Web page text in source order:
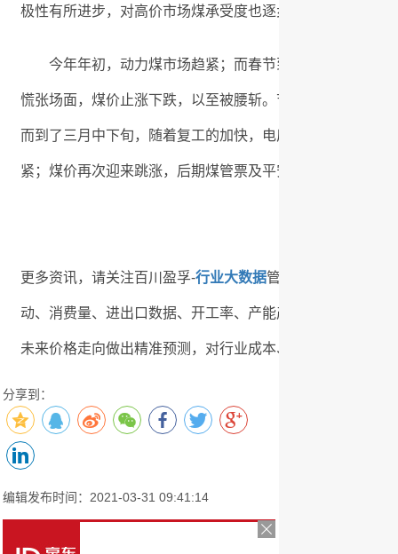
极性有所进步，对高价市场煤承受度也逐步增加。
今年年初，动力煤市场趋紧；而春节到来，工业企业停
慌张场面，煤价止涨下跌，以至被腰斩。节后，三月上旬
而到了三月中下旬，随着复工的加快，电厂库存的积极耗
紧；煤价再次迎来跳涨，后期煤管票及平安环保检查带来
更多资讯，请关注百川盈孚-行业大数据管理系统V2.0，采
动、消费量、进出口数据、开工率、产能产量、出厂价格
未来价格走向做出精准预测，对行业成本、工艺成本、毛
分享到：
编辑发布时间：2021-03-31 09:41:14